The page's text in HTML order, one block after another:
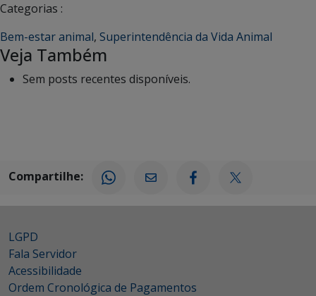
Categorias :
Bem-estar animal, Superintendência da Vida Animal
Veja Também
Sem posts recentes disponíveis.
Compartilhe:
LGPD
Fala Servidor
Acessibilidade
Ordem Cronológica de Pagamentos